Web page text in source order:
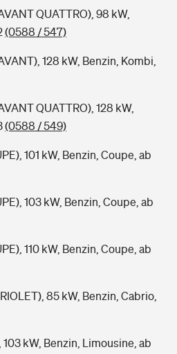
QUATTRO), 98 kW,
(0588 / 547)
128 kW, Benzin, Kombi,
QUATTRO), 128 kW,
(0588 / 549)
101 kW, Benzin, Coupe, ab
103 kW, Benzin, Coupe, ab
110 kW, Benzin, Coupe, ab
85 kW, Benzin, Cabrio,
kW, Benzin, Limousine, ab